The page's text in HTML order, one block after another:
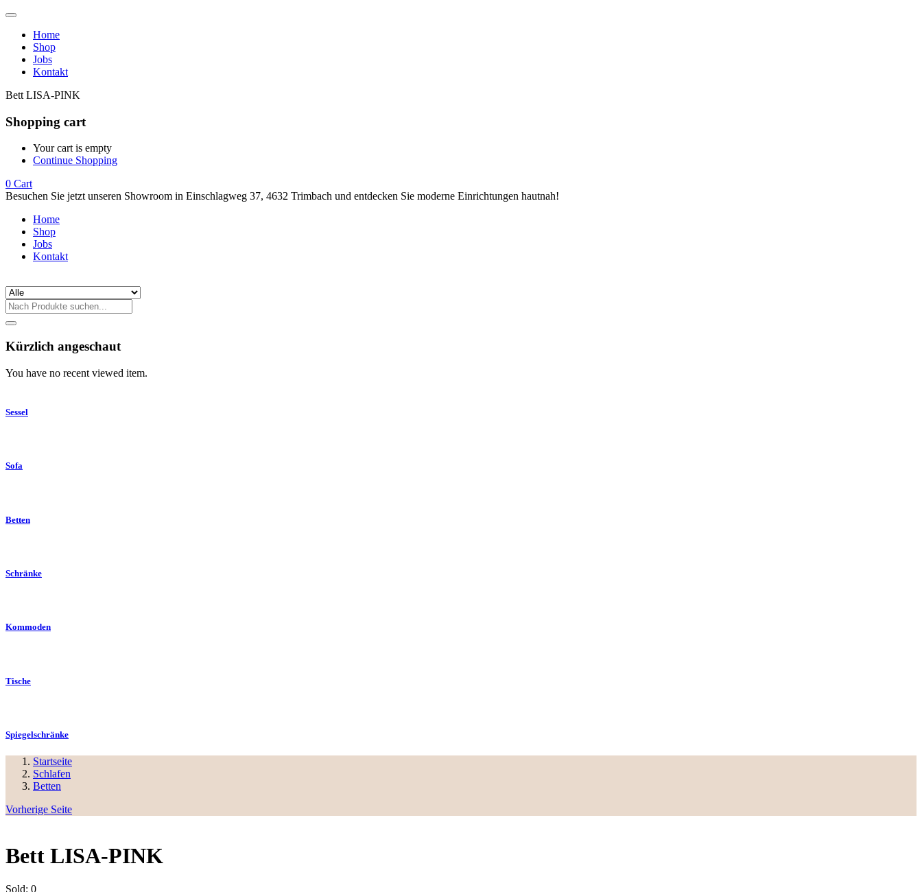
Home
Shop
Jobs
Kontakt
Bett LISA-PINK
Shopping cart
Your cart is empty
Continue Shopping
0 Cart
Besuchen Sie jetzt unseren Showroom in Einschlagweg 37, 4632 Trimbach und entdecken Sie moderne Einrichtungen hautnah!
Home
Shop
Jobs
Kontakt
Kürzlich angeschaut
You have no recent viewed item.
Sessel
Sofa
Betten
Schränke
Kommoden
Tische
Spiegelschränke
Startseite
Schlafen
Betten
Vorherige Seite
Bett LISA-PINK
Sold: 0